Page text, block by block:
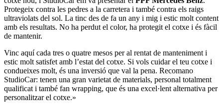
Protegeix contra les pedres a la carretera i també contra els raigs
ultraviolats del sol. La tinc des de fa un any i mig i estic molt content
amb els resultats. No ha perdut el color, ha protegit el cotxe i és fàcil
de mantenir.
Vinc aquí cada tres o quatre mesos per al rentat de manteniment i
estic molt satisfet amb l’estat del cotxe. Si vols cuidar el teu cotxe i
condueixes molt, és una inversió que val la pena. Recomano
StudioCar: tenen una gran varietat de materials, personal totalment
qualificat i també fan wrapping, que és una excel·lent alternativa per
personalitzar el cotxe.»